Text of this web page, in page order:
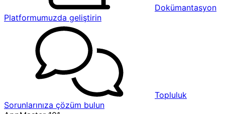
Dokümantasyon
Platformumuzda geliştirin
Topluluk
Sorunlarınıza çözüm bulun